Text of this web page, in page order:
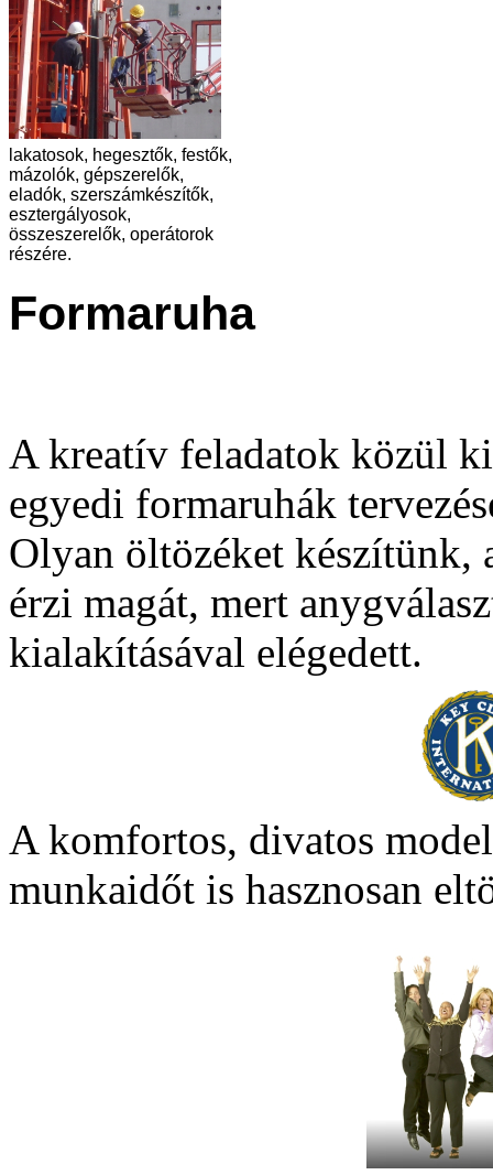
lakatosok, hegesztők, festők,
mázolók, gépszerelők,
eladók, szerszámkészítők,
esztergályosok,
összeszerelők, operátorok
részére.
Formaruha
A kreatív feladatok közül
egyedi formaruhák
Olyan öltözéket
érzi magát, mert
kialakításával elégedett.
A komfortos, divatos
munkaidőt is hasznosan